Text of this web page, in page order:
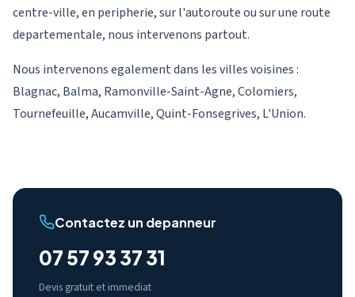
centre-ville, en peripherie, sur l'autoroute ou sur une route
departementale, nous intervenons partout.
Nous intervenons egalement dans les villes voisines :
Blagnac, Balma, Ramonville-Saint-Agne, Colomiers,
Tournefeuille, Aucamville, Quint-Fonsegrives, L'Union.
Contactez un depanneur
07 57 93 37 31
Devis gratuit et immediat